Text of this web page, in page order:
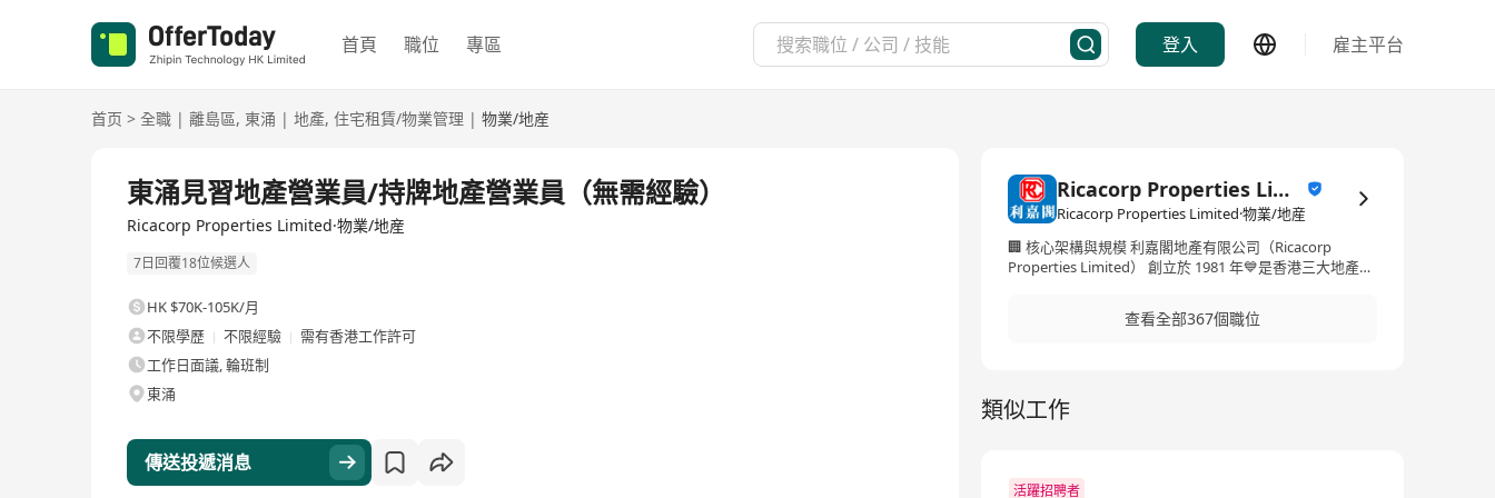
首頁 職位 專區 登入 雇主平台
首页 > 全職 | 離島區, 東涌 | 地產, 住宅租賃/物業管理 | 物業/地産
東涌見習地產營業員/持牌地產營業員（無需經驗）
Ricacorp Properties Limited·物業/地産
7日回覆18位候選人
HK $70K-105K/月
不限學歷
不限經驗
需有香港工作許可
工作日面議, 輪班制
東涌
傳送投遞消息
Ricacorp Properties Limited
Ricacorp Properties Limited·物業/地産
🏢 核心架構與規模 利嘉閣地產有限公司（Ricacorp
Properties Limited） 創立於 1981 年💙是香港三大地產代
團麾下重要一員。 網絡覆蓋：於香港及澳門擁有逾 200 間
分行，並曾將業務擴展至上海等內地城市。 團隊規模：旗
賃。 👉🏻工商舖車位：工業大廈、商業大廈、零售店舖及車
位買賣租賃。 👉🏻增值服務：投資移民諮詢、估價測量、物
稱： 💯「真盤源」 領先行內首創 承諾：保證旗下網上盤
查看全部367個職位
類似工作
活躍招聘者